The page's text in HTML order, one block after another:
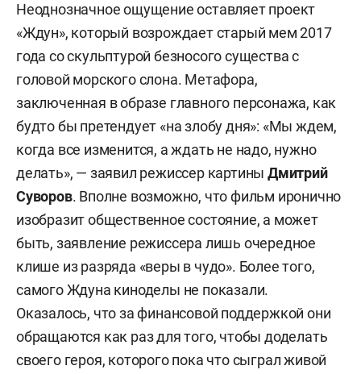
Неоднозначное ощущение оставляет проект
«Ждун», который возрождает старый мем 2017
года со скульптурой безносого существа с
головой морского слона. Метафора,
заключенная в образе главного персонажа, как
будто бы претендует «на злобу дня»: «Мы ждем,
когда все изменится, а ждать не надо, нужно
делать», — заявил режиссер картины Дмитрий
Суворов. Вполне возможно, что фильм иронично
изобразит общественное состояние, а может
быть, заявление режиссера лишь очередное
клише из разряда «веры в чудо». Более того,
самого Ждуна киноделы не показали.
Оказалось, что за финансовой поддержкой они
обращаются как раз для того, чтобы доделать
своего героя, которого пока что сыграл живой